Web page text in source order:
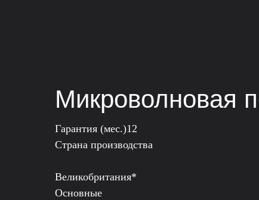
Микроволновая
Гарантия (мес.)12
Страна производства
Великобритания*
Основные